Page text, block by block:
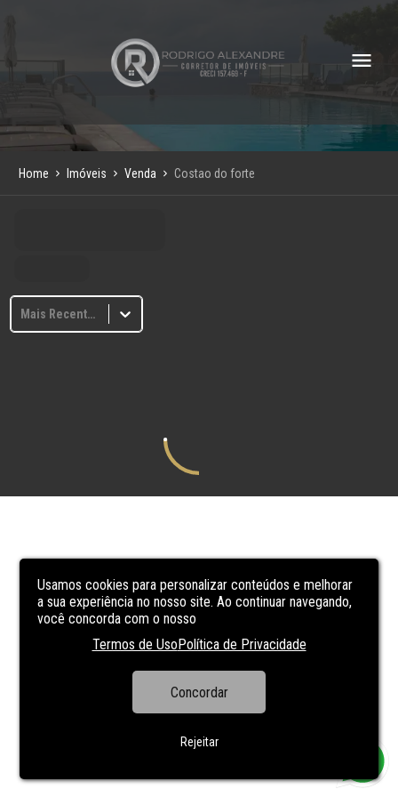
Usamos cookies para personalizar conteúdos e melhorar
a sua experiência no nosso site. Ao continuar navegando,
você concorda com o nosso
Termos de UsoPolítica de Privacidade
Concordar
Rejeitar
Home Imóveis Venda Costao do forte
Mais Recentes